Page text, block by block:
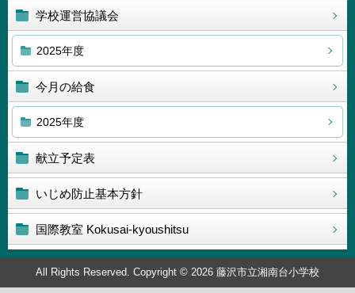
学校運営協議会
2025年度
今月の給食
2025年度
献立予定表
いじめ防止基本方針
国際教室 Kokusai-kyoushitsu
All Rights Reserved. Copyright © 2026 藤沢市立湘南台小学校